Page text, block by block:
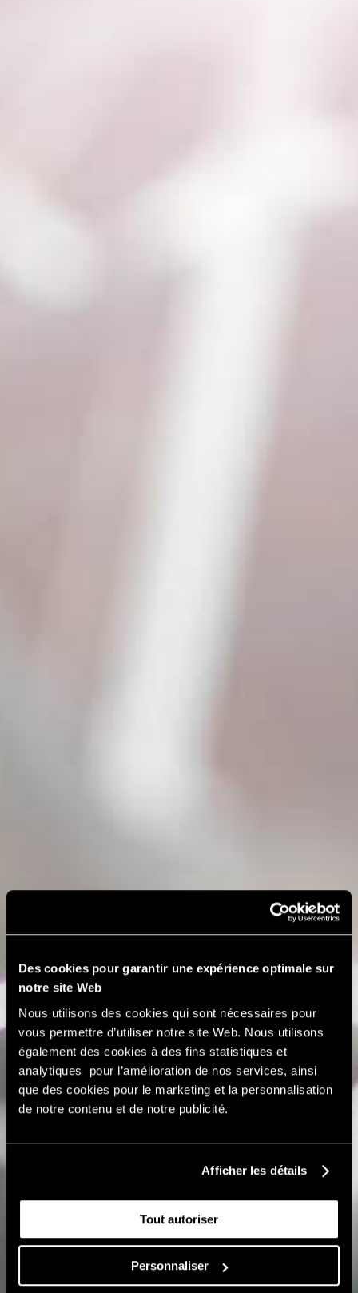
Des cookies pour garantir une expérience optimale sur
notre site Web
Nous utilisons des cookies qui sont nécessaires pour
vous permettre d’utiliser notre site Web. Nous utilisons
également des cookies à des fins statistiques et
analytiques pour l’amélioration de nos services, ainsi
que des cookies pour le marketing et la personnalisation
de notre contenu et de notre publicité.
Afficher les détails
Tout autoriser
Personnaliser